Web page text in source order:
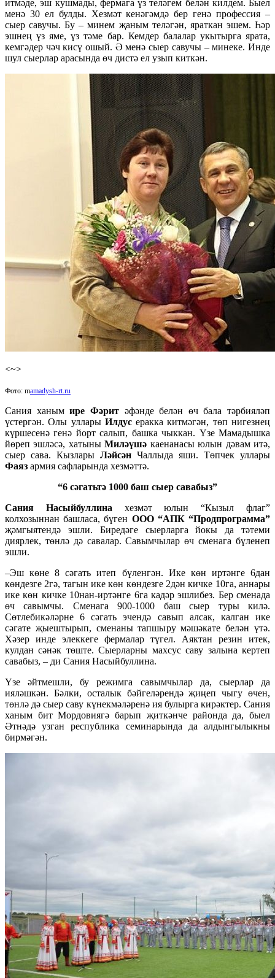
итмәде, эш кушмады, фермага үз теләгем белән килдем. Быел
менә 30 ел булды. Хезмәт кенәгәмдә бер генә профессия –
сыер савучы. Бу – минем җаным теләгән, яраткан эшем. Һәр
эшнең үз яме, үз тәме бар. Кемдер балалар укытырга ярата,
кемгәдер чәч кисү ошый. Ә менә сыер савучы – минеке. Инде
шул сыерлар арасында өч дистә ел узып киткән.
<~>
Фото: mamadysh-rt.ru
Сания ханымире Фәритәфәнде белән өч бала тәрбияләп
үстергән. Олы уллары Илдусеракка китмәгән, төп нигезнең
күршесенә генә йорт салып, башка чыккан. Үзе Мамадышка
йөреп эшләсә, хатыныМиләүшә каенанасы юлын дәвам итә,
сыер сава. Кызлары Ләйсән Чаллыда яши. Төпчек уллары
Фаяз армия сафларында хезмәттә.
“6 сәгатьтә 1000 баш сыер савабыз”
Сания Насыйбуллина хезмәт юлын “Кызыл флаг”
колхозыннан башласа, бүген ООО “АПК “Продпрограмма”
җәмгыятендә эшли. Биредәге сыерларга йокы да тәтеми
диярлек, төнлә дә савалар. Савымчылар өч сменага бүленеп
эшли.
–Эш көне 8 сәгать итеп бүленгән. Ике көн иртәнге 6дан
көндезге 2гә, тагын ике көн көндезге 2дән кичке 10га, аннары
ике көн кичке 10нан-иртәнге 6га кадәр эшлибез. Бер сменада
өч савымчы. Сменага 900-1000 баш сыер туры килә.
Сөтлебикәләрне 6 сәгать эчендә савып алсак, калган ике
сәгате җыештырып, сменаны тапшыру мәшәкате белән үтә.
Хәзер инде элеккеге фермалар түгел. Аяктан резин итек,
кулдан сәнәк төште. Сыерларны махсус саву залына кертеп
савабыз, – ди Сания Насыйбуллина.
Үзе әйтмешли, бу режимга савымчылар да, сыерлар да
ияләшкән. Бәлки, осталык бәйгеләрендә җиңеп чыгу өчен,
төнлә дә сыер саву күнекмәләренә ия булырга кирәктер. Сания
ханым бит Мордовиягә барып җиткәнче районда да, быел
Әтнәдә узган республика семинарында да алдынгылыкны
бирмәгән.